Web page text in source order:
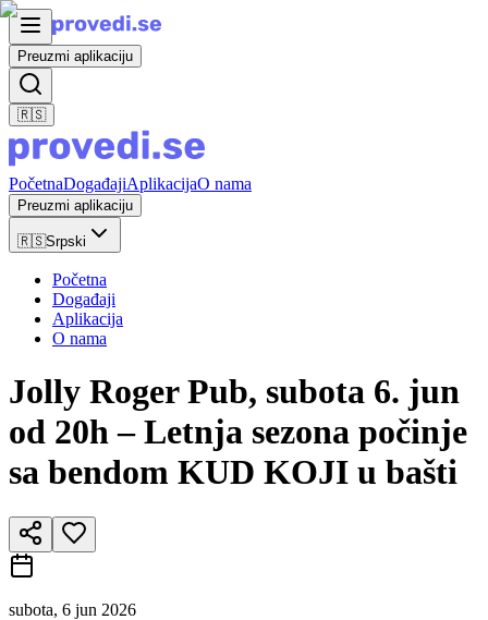
Preuzmi aplikaciju
🇷🇸
PočetnaDogađajiAplikacijaO nama
Preuzmi aplikaciju
🇷🇸Srpski
Početna
Događaji
Aplikacija
O nama
Jolly Roger Pub, subota 6. jun
od 20h – Letnja sezona počinje
sa bendom KUD KOJI u bašti
subota, 6 jun 2026